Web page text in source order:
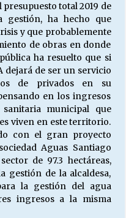
total 2019 de
gestión, ha hecho que
y que probablemente
de obras en donde
ha resuelto que si
dejará de ser un servicio
de privados en su
en los ingresos
municipal que
viven en este territorio.
con el gran proyecto
Aguas Santiago
de 97.3 hectáreas,
gestión de la alcaldesa,
la gestión del agua
ingresos a la misma